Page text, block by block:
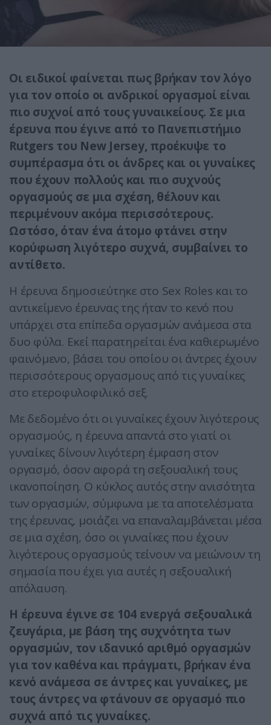
Οι ειδικοί φαίνεται πως βρήκαν τον λόγο
για τον οποίο οι ανδρικοί οργασμοί είναι
πιο συχνοί από τους γυναικείους. Σε μια
έρευνα που έγινε από το Πανεπιστήμιο
Rutgers του New Jersey, προέκυψε το
συμπέρασμα ότι οι άνδρες και οι γυναίκες
που έχουν πολλούς και πιο συχνούς
οργασμούς σε μια σχέση, θέλουν και
περιμένουν ακόμα περισσότερους.
Ωστόσο, όταν ένα άτομο φτάνει στην
κορύφωση λιγότερο συχνά, συμβαίνει το
αντίθετο.
Η έρευνα δημοσιεύτηκε στο Sex Roles και το
αντικείμενο έρευνας της ήταν το κενό που
υπάρχει στα επίπεδα οργασμών ανάμεσα στα
δυο φύλα. Εκεί παρατηρείται ένα καθιερωμένο
φαινόμενο, βάσει του οποίου οι άντρες έχουν
περισσότερους οpγασμους από τις γυναίκες
στο ετεροφυλοφιλικό σεξ.
Με δεδομένο ότι οι γυναίκες έχουν λιγότερους
οpγασμούς, η έρευνα απαντά στο γιατί οι
γυναίκες δίνουν λιγότερη έμφαση στον
οργασμό, όσον αφορά τη σεξουαλική τους
ικανοποίηση. Ο κύκλος αυτός στην ανισότητα
των οpγασμών, σύμφωνα με τα αποτελέσματα
της έρευνας, μοιάζει να επαναλαμβάνεται μέσα
σε μια σχέση, όσο οι γυναίκες που έχουν
λιγότερους οpγασμούς τείνουν να μειώνουν τη
σημασία που έχει για αυτές η σεξουαλική
απόλαυση.
Η έρευνα έγινε σε 104 ενεργά σεξουαλικά
ζευγάρια, με βάση της συχνότητα των
οργασμών, τον ιδανικό αριθμό οργασμών
για τον καθένα και πράγματι, βρήκαν ένα
κενό ανάμεσα σε άντρες και γυναίκες, με
τους άντρες να φτάνουν σε οpγασμό πιο
συχνά από τις γυναίκες.